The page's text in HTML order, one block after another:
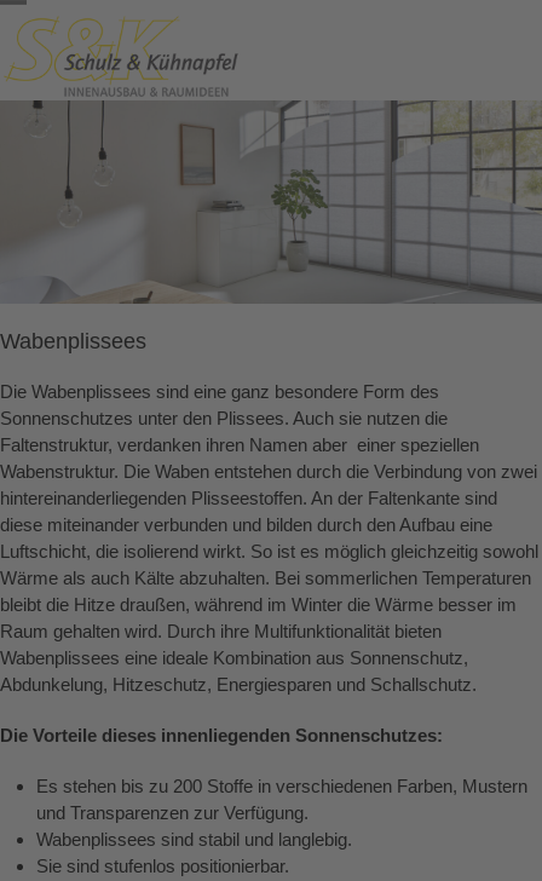
Skip
content
Open
mobile
menu
Close
mobile
menu
Wabenplissees
Die Wabenplissees sind eine ganz besondere Form des
Sonnenschutzes unter den Plissees. Auch sie nutzen die
Faltenstruktur, verdanken ihren Namen aber einer speziellen
Wabenstruktur. Die Waben entstehen durch die Verbindung von zwei
hintereinanderliegenden Plisseestoffen. An der Faltenkante sind
diese miteinander verbunden und bilden durch den Aufbau eine
Luftschicht, die isolierend wirkt. So ist es möglich gleichzeitig sowohl
Wärme als auch Kälte abzuhalten. Bei sommerlichen Temperaturen
bleibt die Hitze draußen, während im Winter die Wärme besser im
Raum gehalten wird. Durch ihre Multifunktionalität bieten
Wabenplissees eine ideale Kombination aus Sonnenschutz,
Abdunkelung, Hitzeschutz, Energiesparen und Schallschutz.
Die Vorteile dieses innenliegenden Sonnenschutzes:
Es stehen bis zu 200 Stoffe in verschiedenen Farben, Mustern
und Transparenzen zur Verfügung.
Wabenplissees sind stabil und langlebig.
Sie sind stufenlos positionierbar.